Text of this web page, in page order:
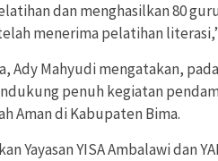
dan menghasilkan 80
menerima pelatihan
Ady Mahyudi mengatakan,
penuh kegiatan
Aman di Kabupaten Bima.
Yayasan YISA Ambalawi dan